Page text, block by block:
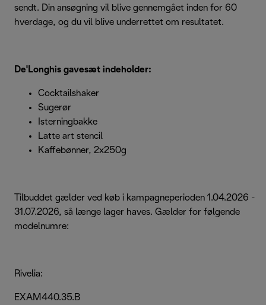
sendt. Din ansøgning vil blive gennemgået inden for 60
hverdage, og du vil blive underrettet om resultatet.
De'Longhis gavesæt indeholder:
Cocktailshaker
Sugerør
Isterningbakke
Latte art stencil
Kaffebønner, 2x250g
Tilbuddet gælder ved køb i kampagneperioden 1.04.2026 -
31.07.2026, så længe lager haves. Gælder for følgende
modelnumre:
Rivelia:
EXAM440.35.B